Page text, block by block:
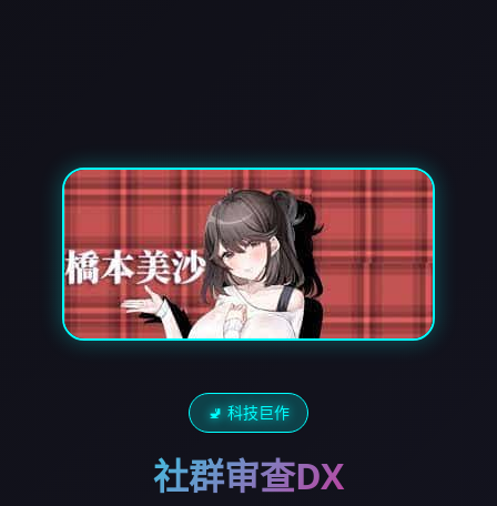
🚽 科技巨作
社群审查DX